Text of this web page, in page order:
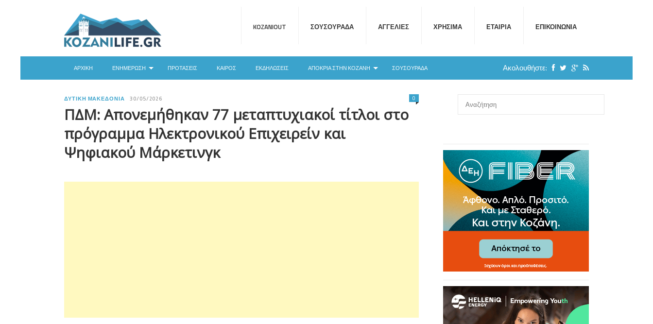
KOZANIOUT ΣΟΥΣΟΥΡΆΔΑ ΑΓΓΕΛΊΕΣ ΧΡΉΣΙΜΑ ΕΤΑΙΡΊΑ ΕΠΙΚΟΙΝΩΝΊΑ
ΑΡΧΙΚΉ ΕΝΗΜΈΡΩΣΗ ΠΡΟΤΆΣΕΙΣ ΚΑΙΡΌΣ ΕΚΔΗΛΏΣΕΙΣ ΑΠΟΚΡΙΆ ΣΤΗΝ ΚΟΖΆΝΗ ΣΟΥΣΟΥΡΆΔΑ Ακολουθήστε:
ΔΥΤΙΚΉ ΜΑΚΕΔΟΝΊΑ 30/05/2026
ΠΔΜ: Απονεμήθηκαν 77 μεταπτυχιακοί τίτλοι στο
πρόγραμμα Ηλεκτρονικού Επιχειρείν και
Ψηφιακού Μάρκετινγκ
0